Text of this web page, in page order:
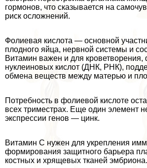
гормонов, что сказывается на
риск осложнений.
Фолиевая кислота — основной
плодного яйца, нервной системы и
Витамин важен и для
нуклеиновых кислот (ДНК, РНК),
обмена веществ между матерью и
Потребность в фолиевой кислоте
всех триместрах. Еще один элемент
экспрессии генов — цинк.
Витамин C нужен для укрепления
формирования защитного барьера
костных и хрящевых тканей эмбриона.